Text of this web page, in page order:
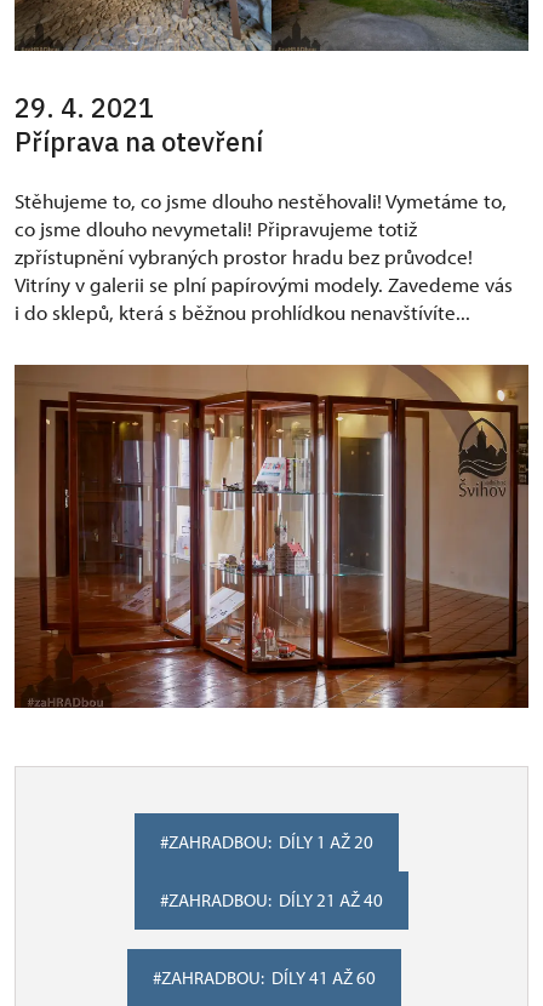
29. 4. 2021
Příprava na otevření
Stěhujeme to, co jsme dlouho nestěhovali! Vymetáme to,
co jsme dlouho nevymetali! Připravujeme totiž
zpřístupnění vybraných prostor hradu bez průvodce!
Vitríny v galerii se plní papírovými modely. Zavedeme vás
i do sklepů, která s běžnou prohlídkou nenavštívíte...
#ZAHRADBOU: DÍLY 1 AŽ 20
#ZAHRADBOU: DÍLY 21 AŽ 40
#ZAHRADBOU: DÍLY 41 AŽ 60